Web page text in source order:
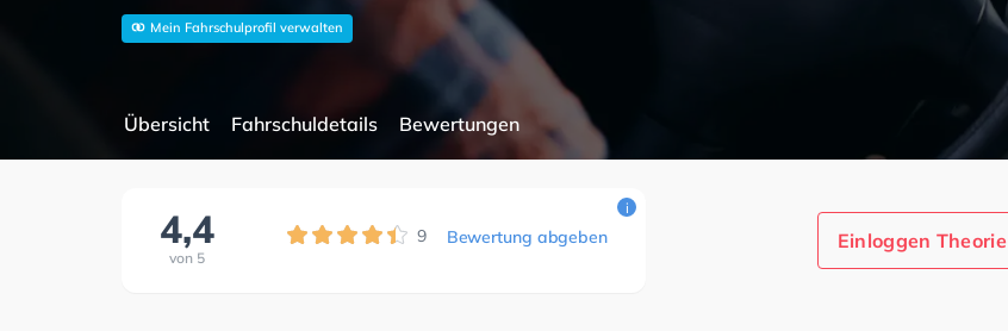
Mein Fahrschulprofil verwalten
Übersicht Fahrschuldetails Bewertungen
4,4
von 5
9 Bewertung abgeben
i
Einloggen Theorie